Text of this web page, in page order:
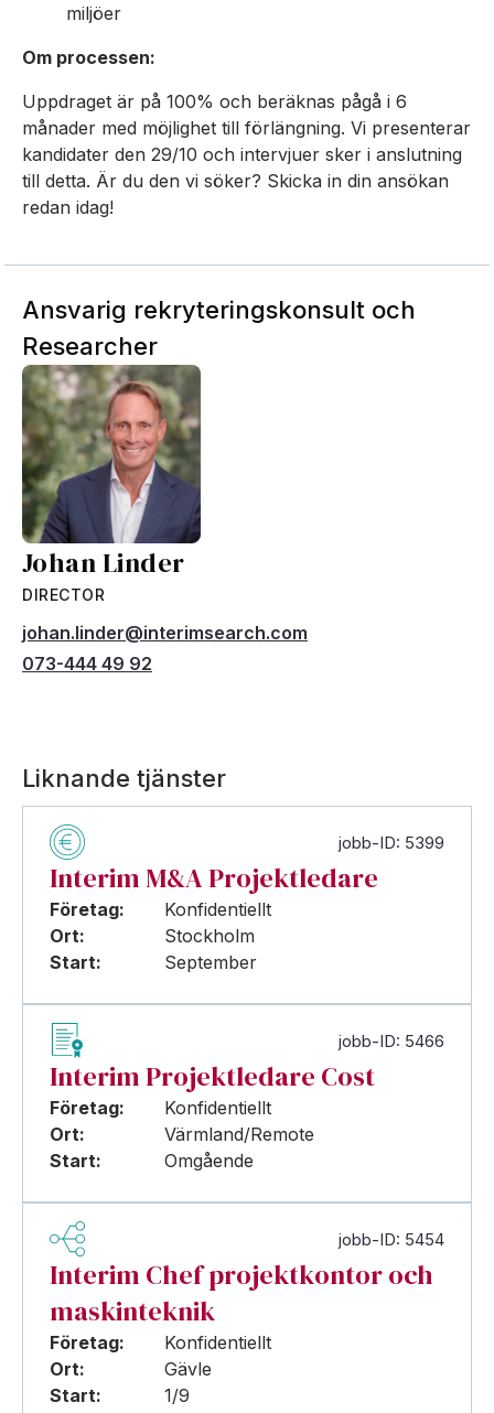
miljöer
Om processen:
Uppdraget är på 100% och beräknas pågå i 6
månader med möjlighet till förlängning. Vi presenterar
kandidater den 29/10 och intervjuer sker i anslutning
till detta. Är du den vi söker? Skicka in din ansökan
redan idag!
Ansvarig rekryteringskonsult och
Researcher
Johan Linder
DIRECTOR
johan.linder@interimsearch.com
073-444 49 92
Liknande tjänster
jobb-ID: 5399
Interim M&A Projektledare
Företag:
Konfidentiellt
Ort:
Stockholm
Start:
September
jobb-ID: 5466
Interim Projektledare Cost
Företag:
Konfidentiellt
Ort:
Värmland/Remote
Start:
Omgående
jobb-ID: 5454
Interim Chef projektkontor och
maskinteknik
Företag:
Konfidentiellt
Ort:
Gävle
Start:
1/9